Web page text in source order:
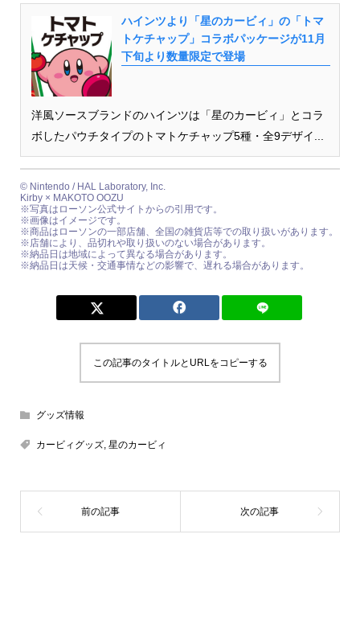
ハインツより「星のカービィ」の「トマ
トケチャップ」コラボパッケージが11月
下旬より数量限定で登場
洋風ソースブランドのハインツは「星のカービィ」とコラ
ボしたパウチタイプのトマトケチャップ5種・全9デザイ...
© Nintendo / HAL Laboratory, Inc.
Kirby × MAKOTO OOZU
※写真はローソン公式サイトからの引用です。
※画像はイメージです。
※商品はローソンの一部店舗、全国の雑貨店等での取り扱いがあります。
※店舗により、品切れや取り扱いのない場合があります。
※納品日は地域によって異なる場合があります。
※納品日は天候・交通事情などの影響で、遅れる場合があります。
この記事のタイトルとURLをコピーする
グッズ情報
カービィグッズ, 星のカービィ